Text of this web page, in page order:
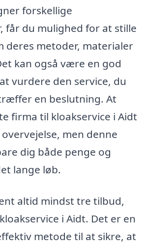
forskellige
får du mulighed for at stille
deres metoder, materialer
kan også være en god
vurdere den service, du
en beslutning. At
firma til kloakservice i Aidt
men denne
dig både penge og
lange løb.
altid mindst tre tilbud,
i Aidt. Det er en
metode til at sikre, at